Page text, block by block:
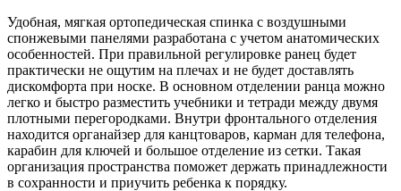
Удобная, мягкая ортопедическая спинка с воздушными
спонжевыми панелями разработана с учетом анатомических
особенностей. При правильной регулировке ранец будет
практически не ощутим на плечах и не будет доставлять
дискомфорта при носке. В основном отделении ранца можно
легко и быстро разместить учебники и тетради между двумя
плотными перегородками. Внутри фронтального отделения
находится органайзер для канцтоваров, карман для телефона,
карабин для ключей и большое отделение из сетки. Такая
организация пространства поможет держать принадлежности
в сохранности и приучить ребенка к порядку.